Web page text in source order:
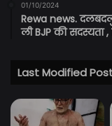
01/10/2024
Rewa news.
ली BJP की सदस्यता
Last Modified